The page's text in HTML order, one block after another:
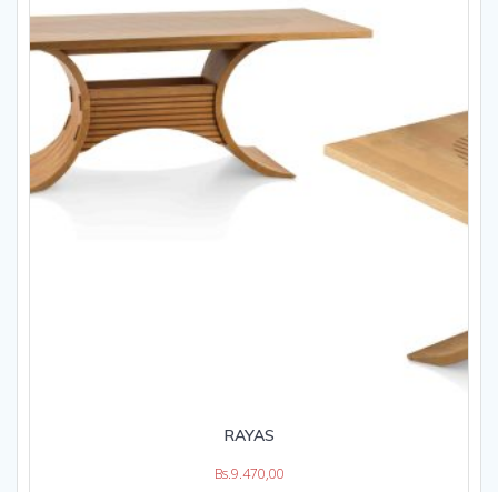
RAYAS
Bs.9.470,00